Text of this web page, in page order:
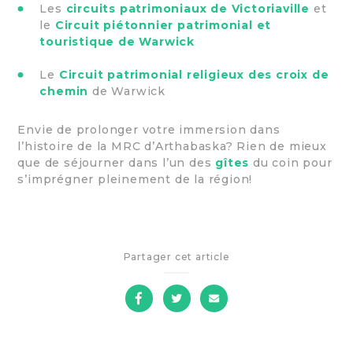
Les circuits patrimoniaux de Victoriaville et
le Circuit piétonnier patrimonial et
touristique de Warwick
Le Circuit patrimonial religieux des croix de
chemin de Warwick
Envie de prolonger votre immersion dans
l’histoire de la MRC d’Arthabaska? Rien de mieux
que de séjourner dans l’un des gîtes du coin pour
s’imprégner pleinement de la région!
Partager cet article
sursurpar